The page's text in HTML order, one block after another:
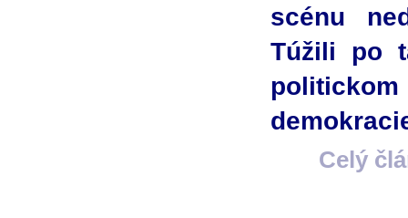
scénu
Túžili po
Celý